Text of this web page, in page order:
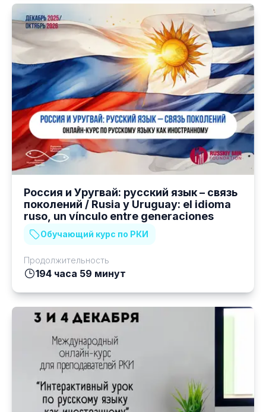
Россия и Уругвай: русский язык – связь
поколений / Rusia y Uruguay: el idioma
ruso, un vínculo entre generaciones
Обучающий курс по РКИ
Продолжительность
194 часа 59 минут